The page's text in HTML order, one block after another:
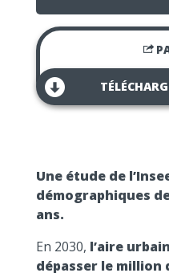
Une étude de
démographiques
ans.
En 2030, l’aire
dépasser le million